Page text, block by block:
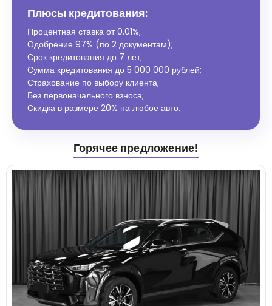
Плюсы кредитования:
Процентная ставка от0.01%;
Одобрение 97% (по 2 документам);
Срок кредитования до 7 лет;
Сумма кредитования до 5 000 000 рублей;
Страхование по выбору клиента;
Без первоначального взноса;
Скидка в размере 20% на любое авто.
Горячее предложение!